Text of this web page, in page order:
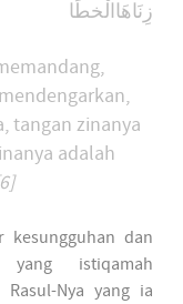
زِنَاهَاالْخطَا
tangan zinanya
adalah
kesungguhan dan
istiqamah
Nya yang ia